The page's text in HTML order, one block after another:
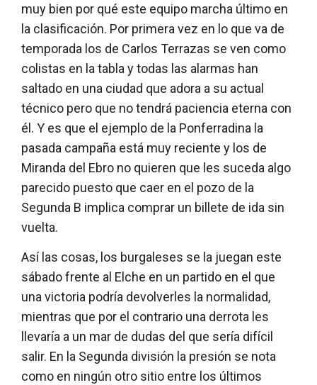
muy bien por qué este equipo marcha último en
la clasificación. Por primera vez en lo que va de
temporada los de Carlos Terrazas se ven como
colistas en la tabla y todas las alarmas han
saltado en una ciudad que adora a su actual
técnico pero que no tendrá paciencia eterna con
él. Y es que el ejemplo de la Ponferradina la
pasada campaña está muy reciente y los de
Miranda del Ebro no quieren que les suceda algo
parecido puesto que caer en el pozo de la
Segunda B implica comprar un billete de ida sin
vuelta.
Así las cosas, los burgaleses se la juegan este
sábado frente al Elche en un partido en el que
una victoria podría devolverles la normalidad,
mientras que por el contrario una derrota les
llevaría a un mar de dudas del que sería difícil
salir. En la Segunda división la presión se nota
como en ningún otro sitio entre los últimos